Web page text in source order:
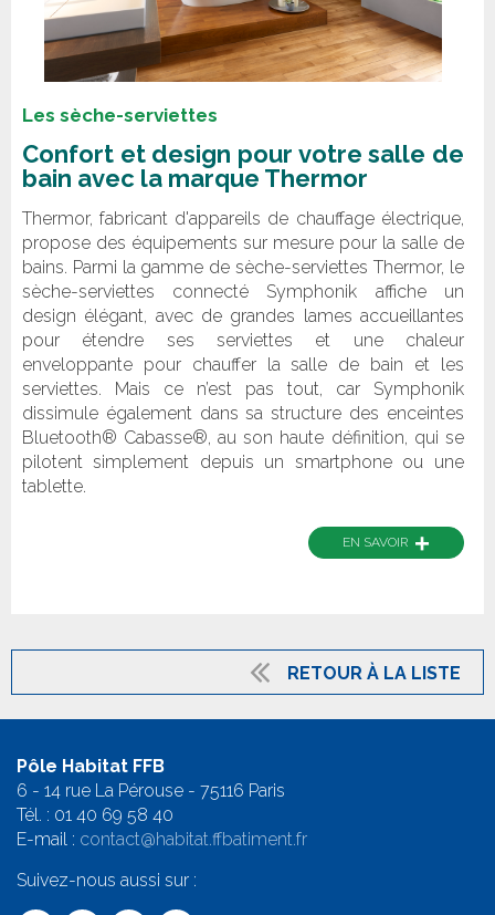
Les sèche-serviettes
Confort et design pour votre salle de
bain avec la marque Thermor
Thermor, fabricant d'appareils de chauffage électrique,
propose des équipements sur mesure pour la salle de
bains. Parmi la gamme de sèche-serviettes Thermor, le
sèche-serviettes connecté Symphonik affiche un
design élégant, avec de grandes lames accueillantes
pour étendre ses serviettes et une chaleur
enveloppante pour chauffer la salle de bain et les
serviettes. Mais ce n’est pas tout, car Symphonik
dissimule également dans sa structure des enceintes
Bluetooth® Cabasse®, au son haute définition, qui se
pilotent simplement depuis un smartphone ou une
tablette.
EN SAVOIR +
RETOUR À LA LISTE
Pôle Habitat FFB
6 - 14 rue La Pérouse - 75116 Paris
Tél. : 01 40 69 58 40
E-mail : contact@habitat.ffbatiment.fr
Suivez-nous aussi sur :